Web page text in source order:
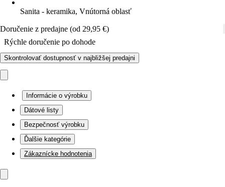
Sanita - keramika, Vnútorná oblasť
Doručenie z predajne (od 29,95 €)
Rýchle doručenie po dohode
Skontrolovať dostupnosť v najbližšej predajni
Informácie o výrobku
Dátové listy
Bezpečnosť výrobku
Ďalšie kategórie
Zákaznícke hodnotenia